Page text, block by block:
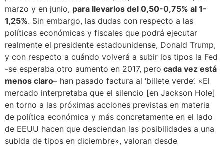
marzo y en junio, para llevarlos del 0,50-0,75% al 1-
1,25%. Sin embargo, las dudas con respecto a las
políticas económicas y fiscales que podrá ejecutar
realmente el presidente estadounidense, Donald Trump,
y con respecto a cuándo volverá a subir los tipos la Fed
-se esperaba otro aumento en 2017, pero cada vez está
menos claro– han pasado factura al ‘billete verde’. «El
mercado interpretaba que el silencio [en Jackson Hole]
en torno a las próximas acciones previstas en materia
de política económica y más concretamente en el lado
de EEUU hacen que desciendan las posibilidades a una
subida de tipos en diciembre», valoran desde